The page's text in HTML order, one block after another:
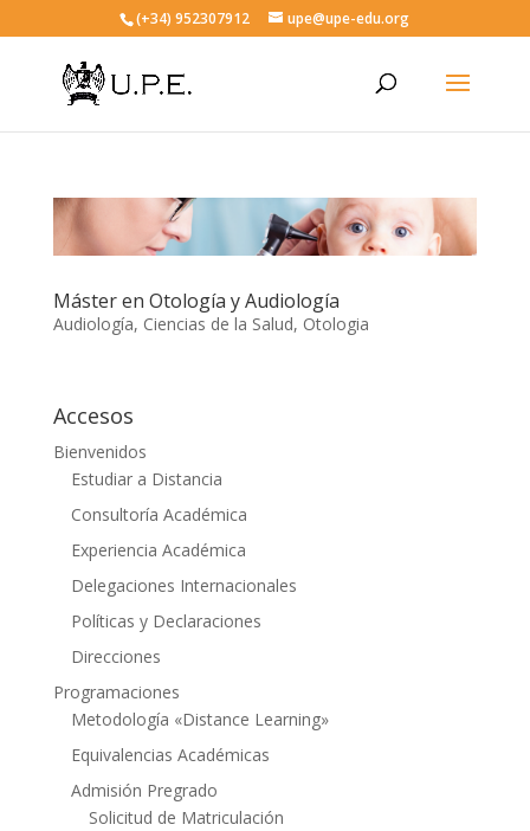
(+34) 952307912 upe@upe-edu.org
Máster en Otología y Audiología
Audiología, Ciencias de la Salud, Otologia
Accesos
Bienvenidos
Estudiar a Distancia
Consultoría Académica
Experiencia Académica
Delegaciones Internacionales
Políticas y Declaraciones
Direcciones
Programaciones
Metodología «Distance Learning»
Equivalencias Académicas
Admisión Pregrado
Solicitud de Matriculación